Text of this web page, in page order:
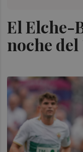
El Elche-
noche del